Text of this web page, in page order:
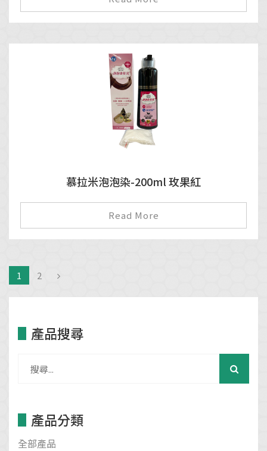
慕拉米泡泡染-200ml 玫果紅
Read More
1 2
產品搜尋
產品分類
全部產品